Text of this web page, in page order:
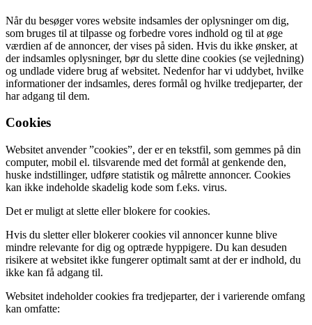
Når du besøger vores website indsamles der oplysninger om dig,
som bruges til at tilpasse og forbedre vores indhold og til at øge
værdien af de annoncer, der vises på siden. Hvis du ikke ønsker, at
der indsamles oplysninger, bør du slette dine cookies (se vejledning)
og undlade videre brug af websitet. Nedenfor har vi uddybet, hvilke
informationer der indsamles, deres formål og hvilke tredjeparter, der
har adgang til dem.
Cookies
Websitet anvender ”cookies”, der er en tekstfil, som gemmes på din
computer, mobil el. tilsvarende med det formål at genkende den,
huske indstillinger, udføre statistik og målrette annoncer. Cookies
kan ikke indeholde skadelig kode som f.eks. virus.
Det er muligt at slette eller blokere for cookies.
Hvis du sletter eller blokerer cookies vil annoncer kunne blive
mindre relevante for dig og optræde hyppigere. Du kan desuden
risikere at websitet ikke fungerer optimalt samt at der er indhold, du
ikke kan få adgang til.
Websitet indeholder cookies fra tredjeparter, der i varierende omfang
kan omfatte: